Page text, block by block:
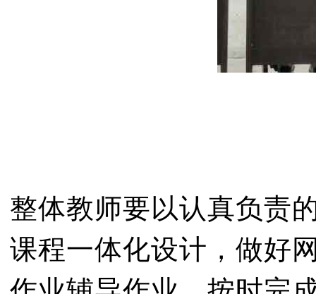
整体教师要以认真负责
课程一体化设计，做好